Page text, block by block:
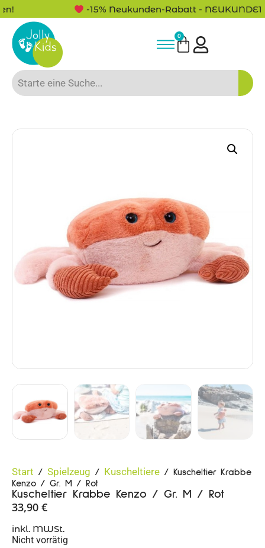
-15% Neukunden-Rabatt - NEUKUNDE15
0
Start / Spielzeug / Kuscheltiere / Kuscheltier Krabbe
Kenzo / Gr. M / Rot
Kuscheltier Krabbe Kenzo / Gr. M / Rot
33,90 €
inkl. MWSt.
Nicht vorrätig